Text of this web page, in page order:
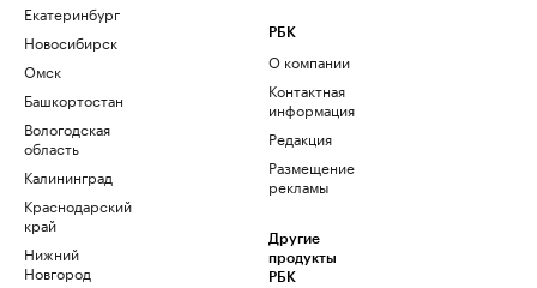
Екатеринбург
Новосибирск
Омск
Башкортостан
Вологодская
область
Калининград
Краснодарский
край
Нижний
Новгород
РБК
О компании
Контактная
информация
Редакция
Размещение
рекламы
Другие
продукты
РБК